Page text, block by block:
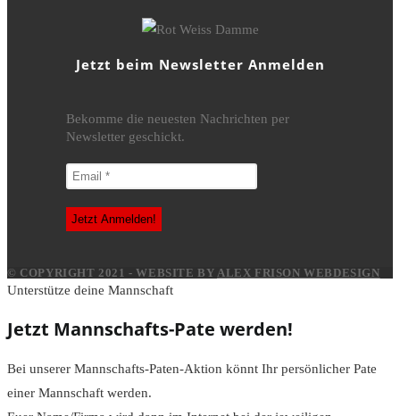
Jetzt beim Newsletter Anmelden
Bekomme die neuesten Nachrichten per
Newsletter geschickt.
© COPYRIGHT 2021 - WEBSITE BY ALEX FRISON WEBDESIGN
Unterstütze deine Mannschaft
Jetzt Mannschafts-Pate werden!
Bei unserer Mannschafts-Paten-Aktion könnt Ihr persönlicher Pate
einer Mannschaft werden.